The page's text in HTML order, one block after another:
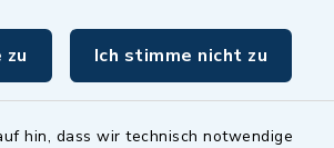
zu Ich stimme nicht zu
hin, dass wir technisch notwendige